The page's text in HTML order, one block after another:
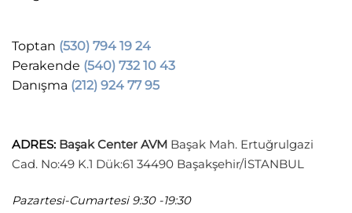
Toptan (530) 794 19 24
Perakende (540) 732 10 43
Danışma (212) 924 77 95
ADRES: Başak Center AVM Başak Mah. Ertuğrulgazi
Cad. No:49 K.1 Dük:61 34490 Başakşehir/İSTANBUL
Pazartesi-Cumartesi 9:30 -19:30